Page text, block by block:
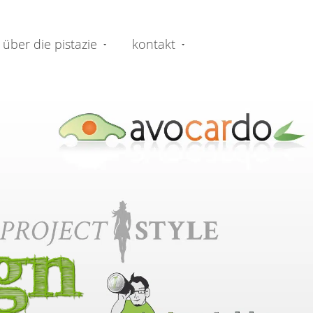
über die pistazie kontakt